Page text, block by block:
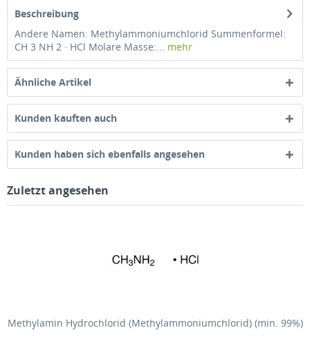
Beschreibung
Andere Namen: Methylammoniumchlorid Summenformel:
CH 3 NH 2 · HCl Molare Masse:... mehr
Ähnliche Artikel
Kunden kauften auch
Kunden haben sich ebenfalls angesehen
Zuletzt angesehen
Methylamin Hydrochlorid (Methylammoniumchlorid) (min. 99%)